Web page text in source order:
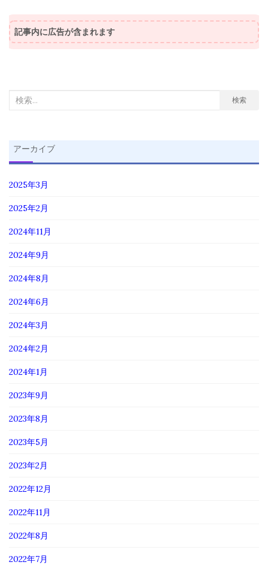
記事内に広告が含まれます
検
象:
検索
アーカイブ
2025年3月
2025年2月
2024年11月
2024年9月
2024年8月
2024年6月
2024年3月
2024年2月
2024年1月
2023年9月
2023年8月
2023年5月
2023年2月
2022年12月
2022年11月
2022年8月
2022年7月